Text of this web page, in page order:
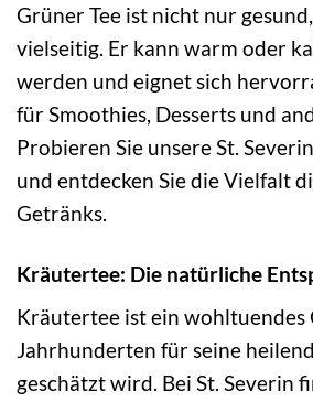
Grüner Tee ist nicht nur
vielseitig. Er kann warm oder
werden und eignet sich
für Smoothies, Desserts und
Probieren Sie unsere St.
und entdecken Sie die Vielfalt
Getränks.
Kräutertee: Die natürliche
Kräutertee ist ein wohltuendes
Jahrhunderten für seine
geschätzt wird. Bei St. Severin